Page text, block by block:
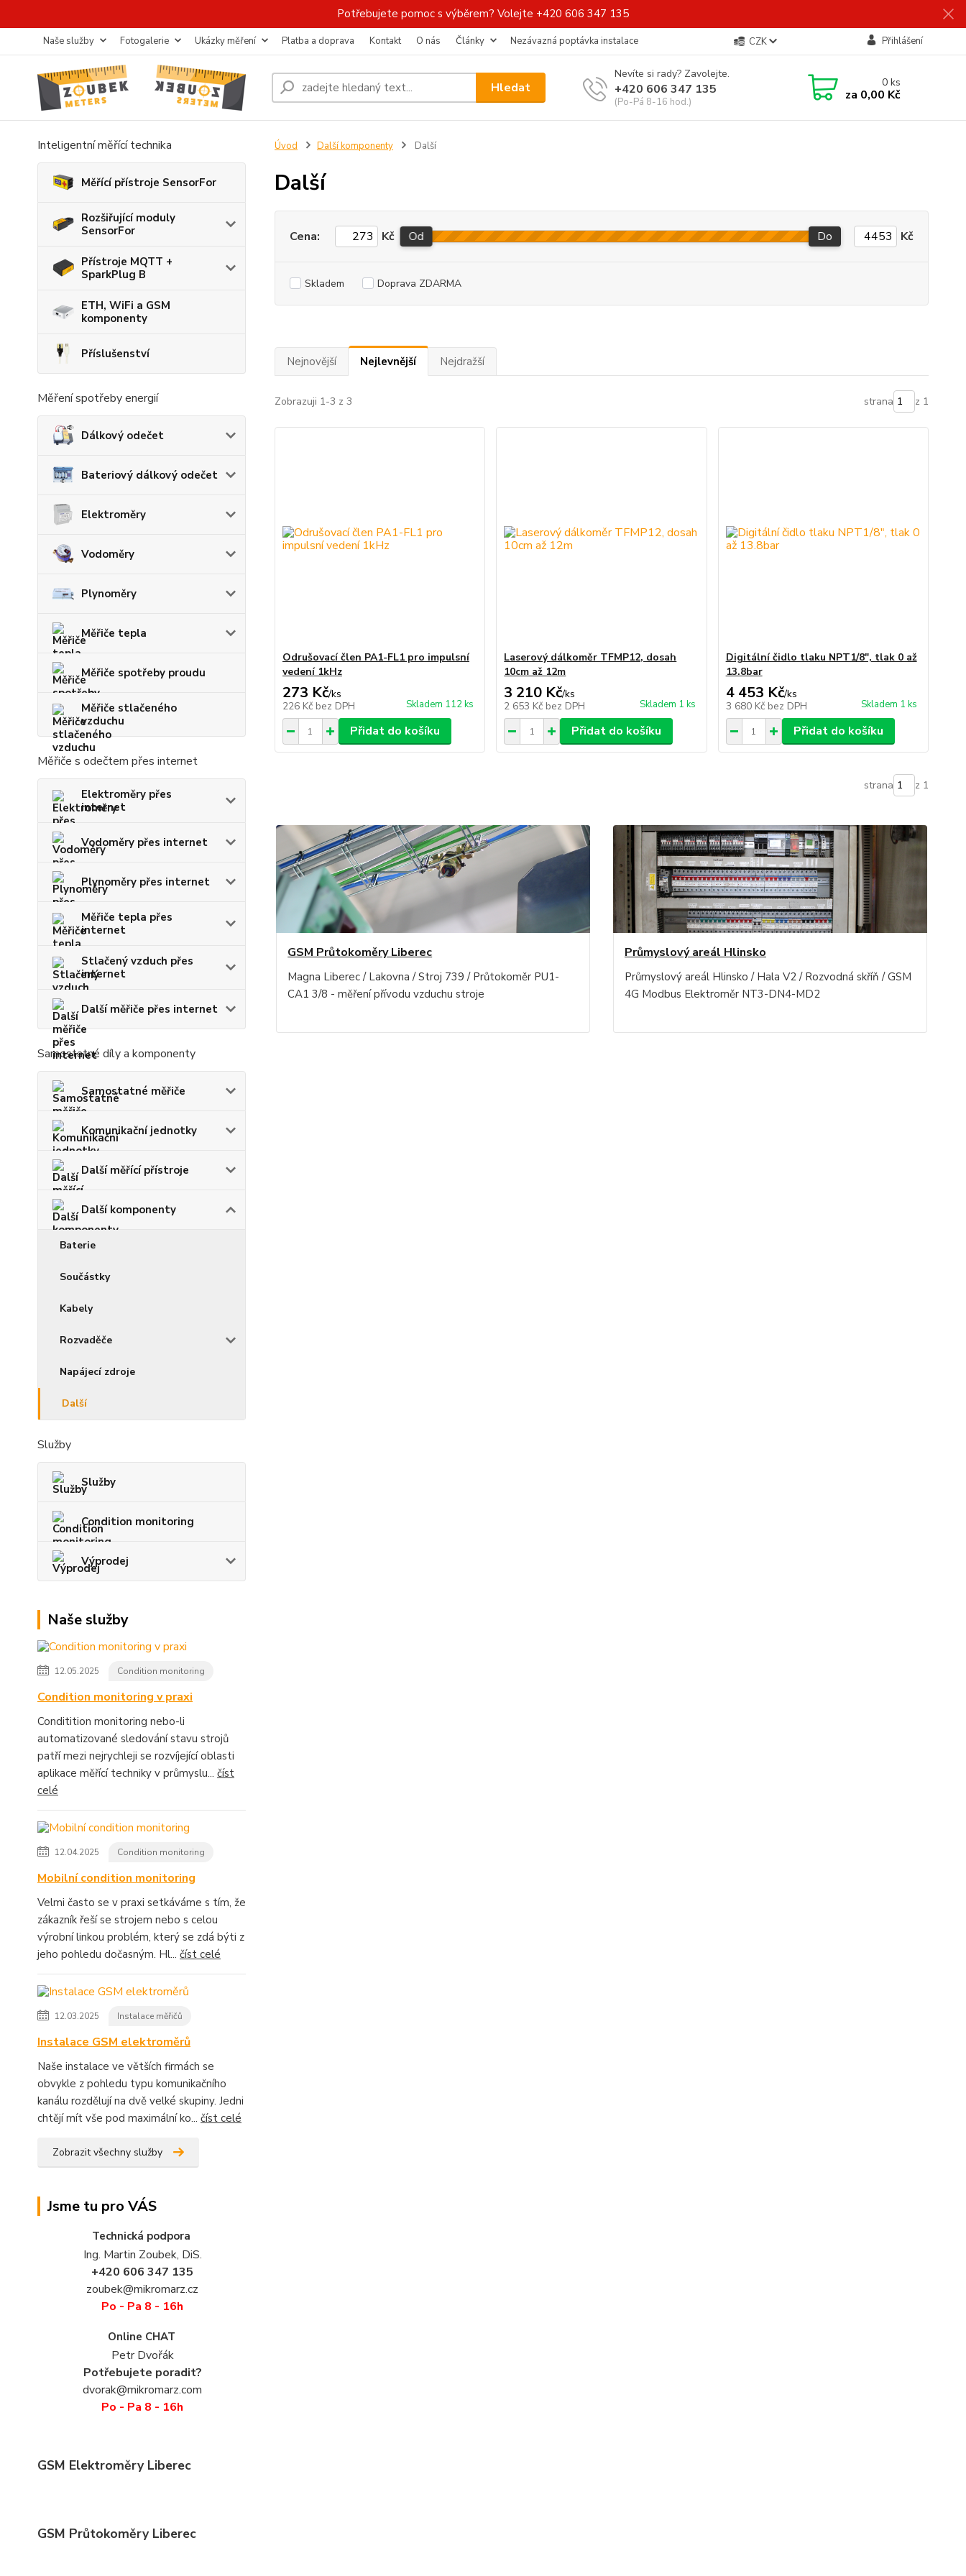
Potřebujete pomoc s výběrem? Volejte +420 606 347 135
Naše služby Fotogalerie Ukázky měření Platba a doprava Kontakt O nás Články Nezávazná poptávka instalace CZK Přihlášení
Hledat
Nevíte si rady? Zavolejte.
+420 606 347 135
(Po-Pá 8-16 hod.)
0ks
za 0,00 Kč
Inteligentní měřící technika
Měřící přístroje SensorFor
Rozšiřující moduly
SensorFor
Přístroje MQTT +
SparkPlug B
ETH, WiFi a GSM
komponenty
Příslušenství
Měření spotřeby energií
Dálkový odečet
Bateriový dálkový odečet
Elektroměry
Vodoměry
Plynoměry
Měřiče tepla
Měřiče spotřeby proudu
Měřiče stlačeného
vzduchu
Měřiče s odečtem přes internet
Elektroměry přes
internet
Vodoměry přes internet
Plynoměry přes internet
Měřiče tepla přes
internet
Stlačený vzduch přes
internet
Další měřiče přes internet
Samostatné díly a komponenty
Samostatné měřiče
Komunikační jednotky
Další měřící přístroje
Další komponenty
Baterie
Součástky
Kabely
Rozvaděče
Napájecí zdroje
Další
Služby
Služby
Condition monitoring
Výprodej
Naše služby
12.05.2025 Condition monitoring
Condition monitoring v praxi
Conditition monitoring nebo-li
automatizované sledování stavu strojů
patří mezi nejrychleji se rozvíjející oblasti
aplikace měřící techniky v průmyslu... číst
celé
12.04.2025 Condition monitoring
Mobilní condition monitoring
Velmi často se v praxi setkáváme s tím, že
zákazník řeší se strojem nebo s celou
výrobní linkou problém, který se zdá býti z
jeho pohledu dočasným. Hl... číst celé
12.03.2025 Instalace měřičů
Instalace GSM elektroměrů
Naše instalace ve větších firmách se
obvykle z pohledu typu komunikačního
kanálu rozdělují na dvě velké skupiny. Jedni
chtějí mít vše pod maximální ko... číst celé
Zobrazit všechny služby
Jsme tu pro VÁS
Technická podpora
Ing. Martin Zoubek, DiS.
+420 606 347 135
zoubek@mikromarz.cz
Po - Pa 8 - 16h
Online CHAT
Petr Dvořák
Potřebujete poradit?
dvorak@mikromarz.com
Po - Pa 8 - 16h
GSM Elektroměry Liberec
GSM Průtokoměry Liberec
Úvod Další komponenty Další
Další
Cena: Kč Od Do Kč
Skladem Doprava ZDARMA
Nejnovější Nejlevnější Nejdražší
Zobrazuji 1-3 z 3 strana z 1
Odrušovací člen PA1-FL1 pro impulsní
vedení 1kHz
273 Kč/ks
226 Kč bez DPH Skladem 112 ks
Přidat do košíku
Laserový dálkoměr TFMP12, dosah
10cm až 12m
3 210 Kč/ks
2 653 Kč bez DPH Skladem 1 ks
Přidat do košíku
Digitální čidlo tlaku NPT1/8", tlak 0 až
13.8bar
4 453 Kč/ks
3 680 Kč bez DPH Skladem 1 ks
Přidat do košíku
strana z 1
GSM Průtokoměry Liberec
Magna Liberec / Lakovna / Stroj 739 / Průtokoměr PU1-
CA1 3/8 - měření přívodu vzduchu stroje
Průmyslový areál Hlinsko
Průmyslový areál Hlinsko / Hala V2 / Rozvodná skříň / GSM
4G Modbus Elektroměr NT3-DN4-MD2